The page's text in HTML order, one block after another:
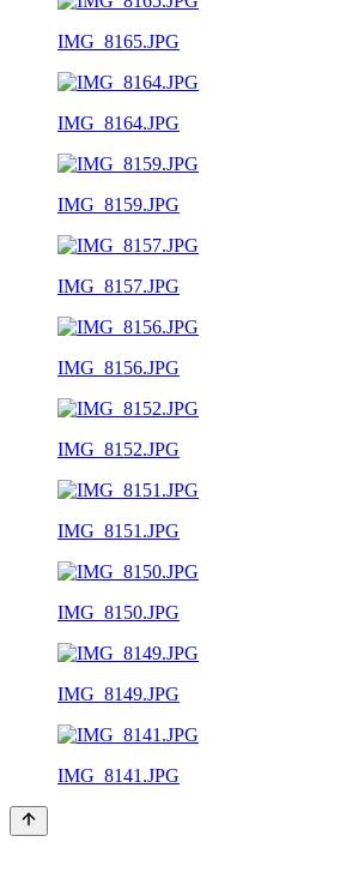
IMG_8165.JPG
IMG_8164.JPG
IMG_8159.JPG
IMG_8157.JPG
IMG_8156.JPG
IMG_8152.JPG
IMG_8151.JPG
IMG_8150.JPG
IMG_8149.JPG
IMG_8141.JPG